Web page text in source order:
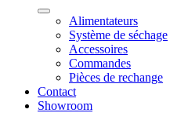
Alimentateurs
Système de séchage
Accessoires
Commandes
Pièces de rechange
Contact
Showroom